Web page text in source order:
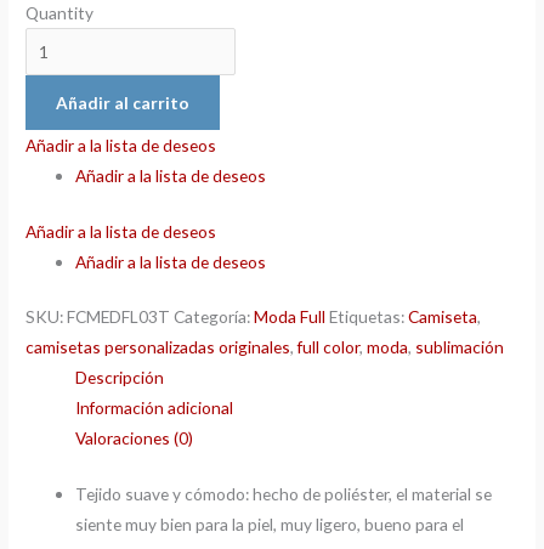
Quantity
Añadir al carrito
Añadir a la lista de deseos
Añadir a la lista de deseos
Añadir a la lista de deseos
Añadir a la lista de deseos
SKU:FCMEDFL03T Categoría:Moda Full Etiquetas:Camiseta,
camisetas personalizadas originales,full color,moda, sublimación
Descripción
Información adicional
Valoraciones (0)
Tejido suave y cómodo: hecho de poliéster, el material se
siente muy bien para la piel, muy ligero, bueno para el